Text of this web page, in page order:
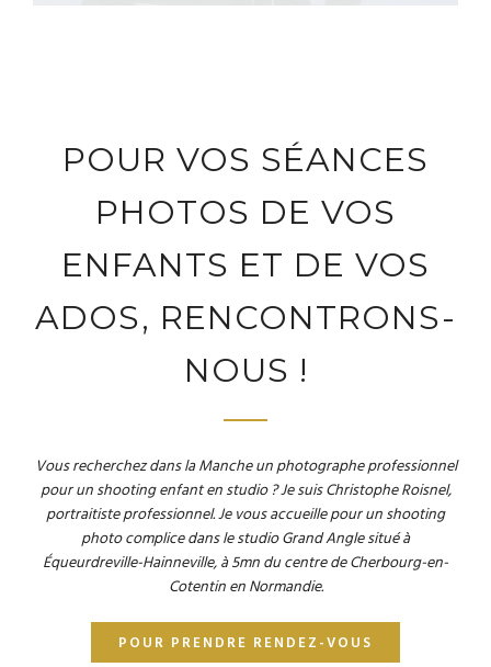
POUR VOS SÉANCES
PHOTOS DE VOS
ENFANTS ET DE VOS
ADOS, RENCONTRONS-
NOUS !
Vous recherchez dans la Manche un photographe professionnel
pour un shooting enfant en studio ? Je suis Christophe Roisnel,
portraitiste professionnel. Je vous accueille pour un shooting
photo complice dans le studio Grand Angle situé à
Équeurdreville-Hainneville, à 5mn du centre de Cherbourg-en-
Cotentin en Normandie.
POUR PRENDRE RENDEZ-VOUS